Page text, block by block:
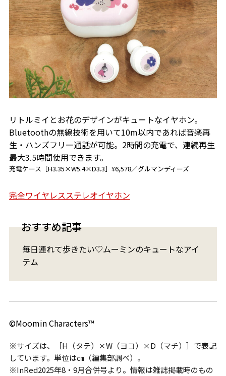
リトルミイとお花のデザインがキュートなイヤホン。
Bluetoothの無線技術を用いて10m以内であれば音楽再
生・ハンズフリー通話が可能。2時間の充電で、連続再生
最大3.5時間使用できます。
充電ケース［H3.35×W5.4×D3.3］¥6,578／グルマンディーズ
完全ワイヤレスステレオイヤホン
おすすめ記事
毎日連れて歩きたい♡ムーミンのキュートなアイ
テム
©Moomin Characters™
※サイズは、［H（タテ）×W（ヨコ）×D（マチ）］で表記
しています。単位は㎝（編集部調べ）。
※InRed2025年8・9月合併号より。情報は雑誌掲載時のもの